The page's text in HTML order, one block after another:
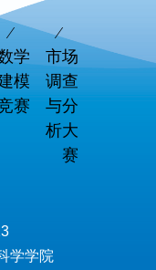
学
模
赛
市场
调查
与分
析大
赛
学学院